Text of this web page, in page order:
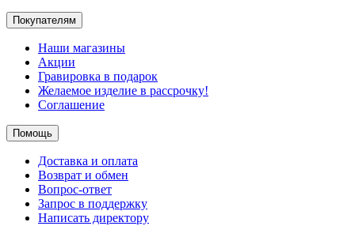
Покупателям
Наши магазины
Акции
Гравировка в подарок
Желаемое изделие в рассрочку!
Соглашение
Помощь
Доставка и оплата
Возврат и обмен
Вопрос-ответ
Запрос в поддержку
Написать директору